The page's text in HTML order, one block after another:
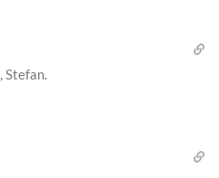
Stefan.